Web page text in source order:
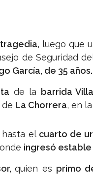
tragedia, luego que
de Seguridad
García, de 35 años.
de la barrida
La Chorrera, en
hasta el cuarto de
ingresó estable
quien es primo